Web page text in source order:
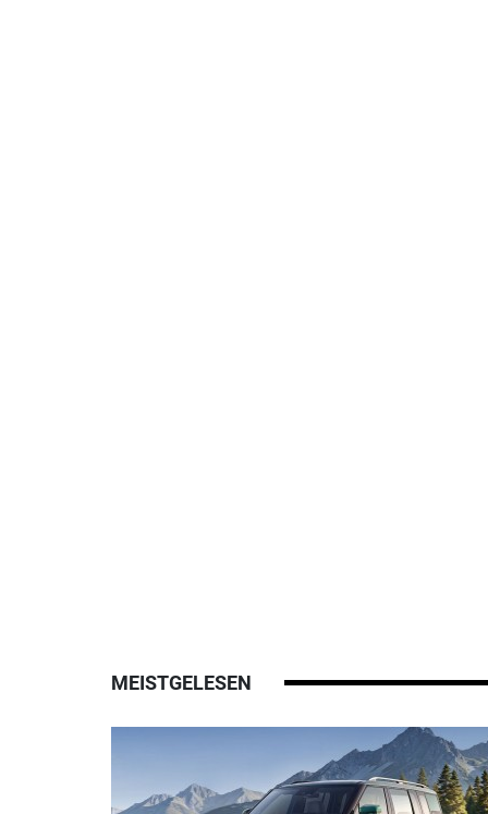
MEISTGELESEN